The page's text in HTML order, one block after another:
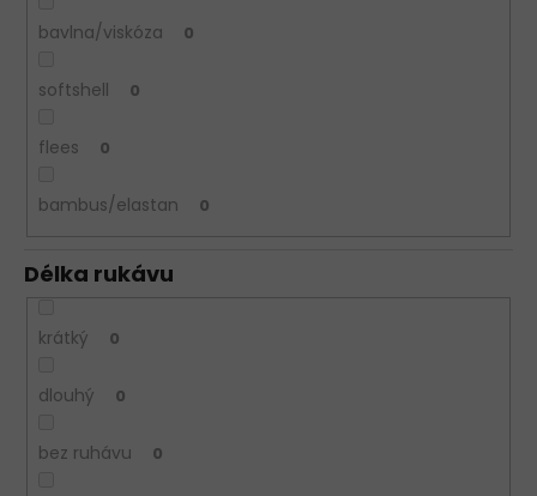
bavlna/viskóza 0
softshell 0
flees 0
bambus/elastan 0
Délka rukávu
krátký 0
dlouhý 0
bez ruhávu 0